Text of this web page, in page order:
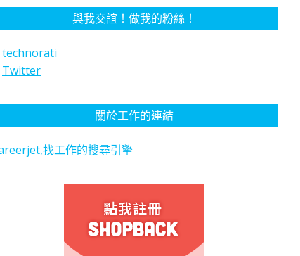
與我交誼！做我的粉絲！
technorati
Twitter
關於工作的連結
找工作的搜尋引擎